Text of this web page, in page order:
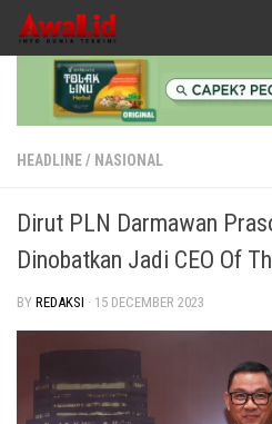
Skip to content
HEADLINE/ NASIONAL
Dirut PLN Darmawan
Dinobatkan Jadi CEO Of
BY REDAKSI · 15 DECEMBER 2023